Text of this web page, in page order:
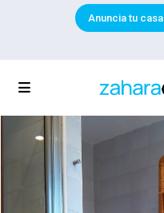
Anuncia tu casa